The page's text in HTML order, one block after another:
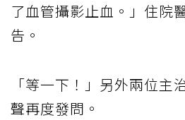
了血管攝影止血。」住院
告。
「等一下！」另外兩位主
聲再度發問。